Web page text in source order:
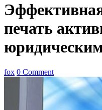
печать
fox 0 Comment